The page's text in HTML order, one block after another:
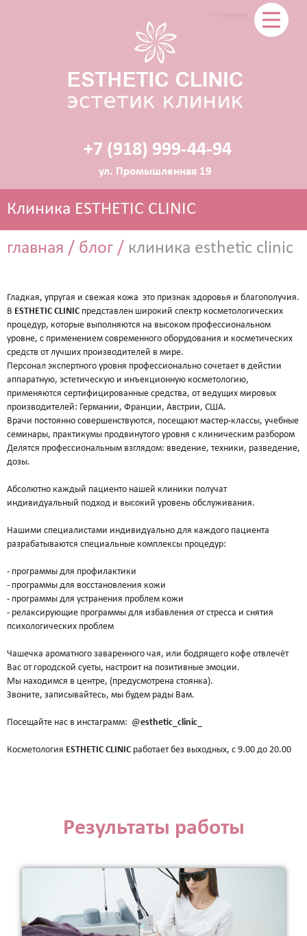
+7 (918) 999-44-94
ул. Промышленная 19
Прокол ушей
Атравматическая чистка лица
Пилинги - поверхностные и поверхностно
срединные
Чистка лица и уход на косметике HOLY LAND
(Израиль)
Чистка лица и уход на премиальной косметике
Zein Obagi (США)
Криолифтинг - безинъекционная мезотерапия
(питание и увлажнение кожи)
Трихология - лечение выпадения волос
Полиревитализация - питание и стимулирование
Колостотерапия - глубокое восстановление
Увеличение губ - коррекция формы и объема губ
препаратами на основе стабилизированной
гиалуроновой кислоты
Биоревитализация - глубокое увлажнение кожи
препаратами на основе нестабилизированной
гиалуроновой кислоты
Контурная пластика - объёмное моделирование
лица препаратами на основе стабилизированной
гиалуроновой кислоты
ботулотоксином типа А Dysport (Франция)
Миотокс - устранение мимических морщин
обогащённой тромбоцитами
ВЕКТОРНЫЙ ЛИФТИНГ препаратом RADIESSE (
лифтинг, коллагенностимуляция, моделирование
лица препаратом на основе гидроксиапатита
кальция « Radiesse » (Германия)
КОЛЛОГЕНОТЕРАПИЯ (стимулирует собственный
коллаген)
Клиника ESTHETIC CLINIC
главная / блог / клиника esthetic clinic
Гладкая, упругая и свежая кожа это признак здоровья и благополучия.
В ESTHETIC CLINIC представлен широкий спектр косметологических
процедур, которые выполняются на высоком профессиональном
уровне, с применением современного оборудования и косметических
средств от лучших производителей в мире.
Персонал экспертного уровня профессионально сочетает в дейстии
аппаратную, эстетическую и инъекционную косметологию,
применяются сертифицированные средства, от ведущих мировых
производителей: Германии, Франции, Австрии, США.
Врачи постоянно совершенствуются, посещают мастер-классы, учебные
семинары, практикумы продвинутого уровня с клиническим разбором
Делятся профессиональным взглядом: введение, техники, разведение,
дозы.
Абсолютно каждый пациенто нашей клиники получат
индивидуальный подход и высокий уровень обслуживания.
Нашими специалистами индивидуально для каждого пациента
разрабатываются специальные комплексы процедур:
- программы для профилактики
- программы для восстановления кожи
- программы для устранения проблем кожи
- релаксирующие программы для избавления от стресса и снятия
психологических проблем
Чашечка ароматного заваренного чая, или бодрящего кофе отвлечёт
Вас от городской суеты, настроит на позитивные эмоции.
Мы находимся в центре, (предусмотрена стоянка).
Звоните, записывайтесь, мы будем рады Вам.
Посещайте нас в инстаграмм: @esthetic_clinic_
Косметология ESTHETIC CLINIC работает без выходных, с 9.00 до 20.00
Результаты работы